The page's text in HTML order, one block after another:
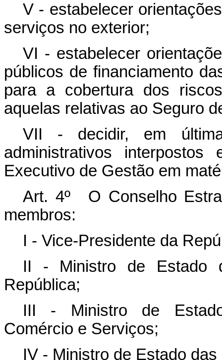
V - estabelecer
serviços no exterior;
VI - estabelecer
públicos de financiamento
para a cobertura dos
aquelas relativas ao Seguro
VII - decidir, em
administrativos
Executivo de Gestão em
Art. 4º O Conselho
membros:
I - Vice-Presidente da
II - Ministro de Estado
República;
III - Ministro de
Comércio e Serviços;
IV - Ministro de Estado